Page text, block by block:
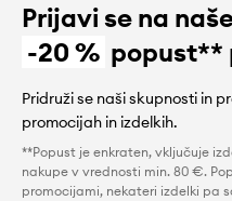
Prijavi se na
-20 % popust**
Pridruži se naši skupnosti in
promocijah in izdelkih.
**Popust je enkraten, vključuje
nakupe v vrednosti min. 80 €.
promocijami, nekateri izdelki pa